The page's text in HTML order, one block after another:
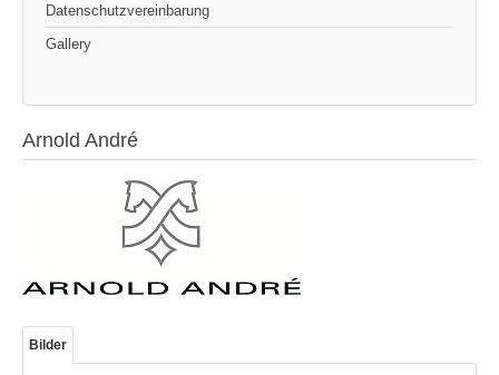
Datenschutzvereinbarung
Gallery
Arnold André
Bilder